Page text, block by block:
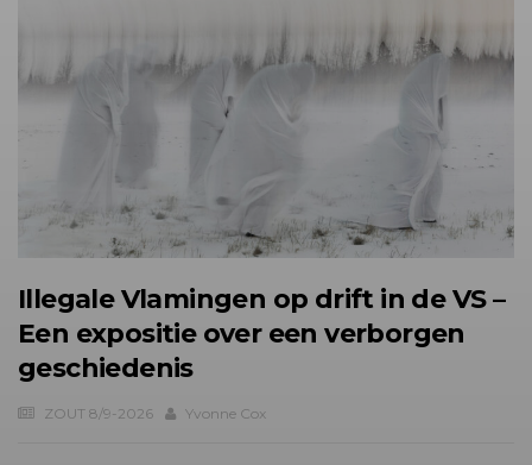
Illegale Vlamingen op drift in de VS –
Een expositie over een verborgen
geschiedenis
ZOUT 8/9-2026 Yvonne Cox